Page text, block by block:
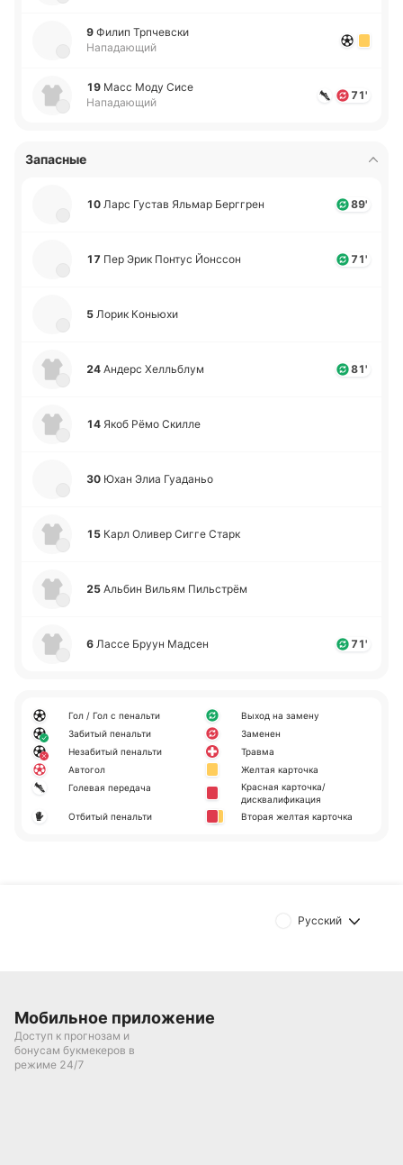
9 Филип Трпче­вски
Нападающий
19 Масс Моду Сисе
Нападающий
71'
Запасные
10 Ларс Густав Яльмар Бе­рггрен 89'
17 Пер Эрик Понтус Йо­нссон 71'
5 Лорик Ко­нью­хи
24 Андерс Хе­лльблум 81'
14 Якоб Рёмо Скилле
30 Юхан Элиа Гуа­да­ньо
15 Карл Оливер Сигге Старк
25 Альбин Вильям Пи­льстрём
6 Лассе Бруун Мадсен 71'
Гол / Гол с пенальти
Забитый пенальти
Незабитый пенальти
Автогол
Голевая передача
Отбитый пенальти
Выход на замену
Заменен
Травма
Желтая карточка
Красная карточка/
дисквалификация
Вторая желтая карточка
Русский
Мобильное приложение
Доступ к прогнозам и
бонусам букмекеров в
режиме 24/7